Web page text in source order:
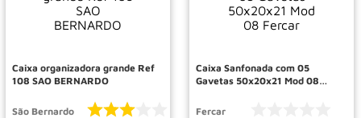
Caixa organizadora grande Ref
108 SAO BERNARDO
São Bernardo
Caixa Sanfonada com 05
Gavetas 50x20x21 Mod 08
Fercar